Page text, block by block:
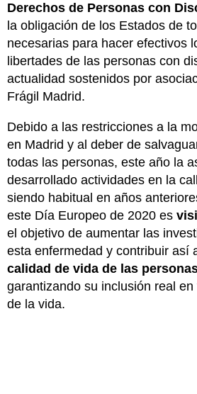
Derechos de Personas con
la obligación de los Estados de
necesarias para hacer efectivos
libertades de las personas con
actualidad sostenidos por
Frágil Madrid.
Debido a las restricciones a la
en Madrid y al deber de
todas las personas, este año la
desarrollado actividades en la
siendo habitual en años
este Día Europeo de 2020 es
el objetivo de aumentar las
esta enfermedad y contribuir así
calidad de vida de las
garantizando su inclusión real
de la vida.